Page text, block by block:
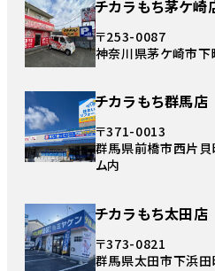
チカラもち茅ケ崎
〒253-0087
神奈川県茅ケ崎市
チカラもち群馬店
〒371-0013
群馬県前橋市西片貝
ム内
チカラもち太田店
〒373-0821
群馬県太田市下浜